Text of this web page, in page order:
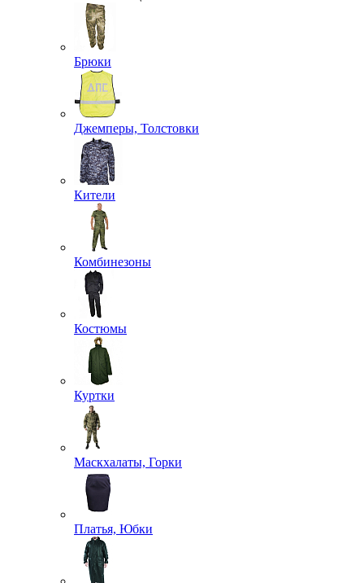
Брюки
Джемперы, Толстовки
Кители
Комбинезоны
Костюмы
Куртки
Маскхалаты, Горки
Платья, Юбки